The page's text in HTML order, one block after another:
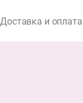
Доставка и оплата